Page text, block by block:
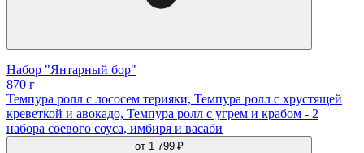
Набор "Янтарный бор"
870 г
Темпура ролл с лососем терияки, Темпура ролл с хрустящей
креветкой и авокадо, Темпура ролл с угрем и крабом - 2
набора соевого соуса, имбиря и васаби
от 1 799 ₽